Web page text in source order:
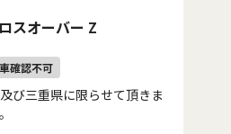
スオーバー Z
び三重県に限らせて頂きま